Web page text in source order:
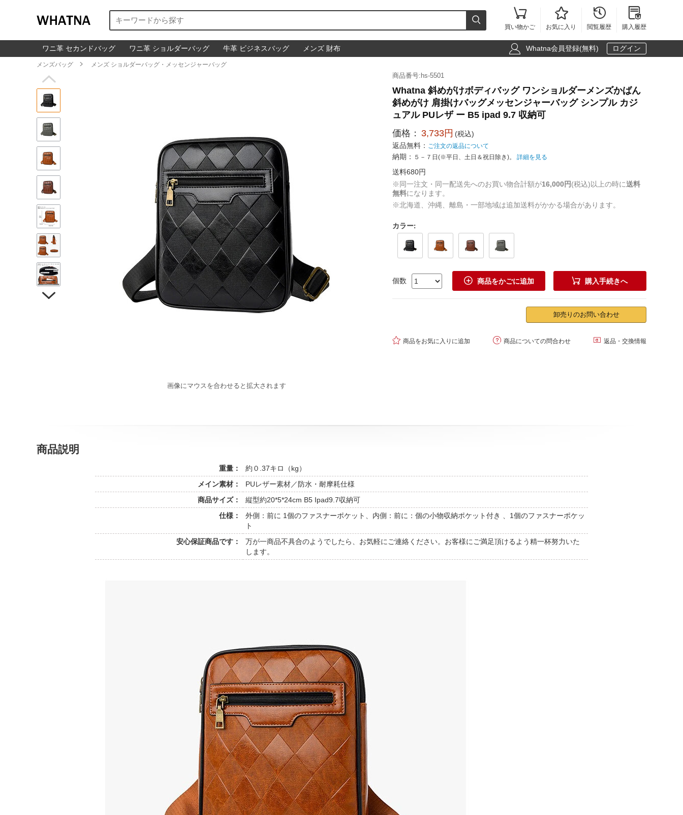


買い物かご

お気に入り

閲覧履歴

購入履歴
ワニ革 セカンドバッグ ワニ革 ショルダーバッグ 牛革 ビジネスバッグ メンズ 財布  Whatna会員登録(無料) ログイン
メンズバッグ  メンズ ショルダーバッグ・メッセンジャーバッグ


画像にマウスを合わせると拡大されます
商品番号:hs-5501
Whatna 斜めがけボディバッグ ワンショルダーメンズかばん
斜めがけ 肩掛けバッグメッセンジャーバッグ シンプル カジ
ュアル PUレザ ー B5 ipad 9.7 収納可
価格： 3,733円 (税込)
返品無料： ご注文の返品について
納期： ５－７日(※平日、土日＆祝日除き)。 詳細を見る
送料680円
※同一注文・同一配送先へのお買い物合計額が16,000円(税込)以上の時に送料
無料になります。
※北海道、沖縄、離島・一部地域は追加送料がかかる場合があります。
カラー:
個数  商品をかごに追加  購入手続きへ
卸売りのお問い合わせ
 商品をお気に入りに追加  商品についての問合わせ  返品・交換情報
商品説明
重量：
約０.37キロ（kg）
メイン素材：
PUレザー素材／防水・耐摩耗仕様
商品サイズ：
縦型約20*5*24cm B5 Ipad9.7収納可
仕様：
外側：前に 1個のファスナーポケット、内側：前に：個の小物収納ポケット付き 、1個のファスナーポケッ
ト
安心保証商品です：
万が一商品不具合のようでしたら、お気軽にご連絡ください。お客様にご満足頂けるよう精一杯努力いた
します。